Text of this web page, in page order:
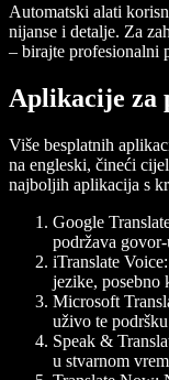
Automatski alati
nijanse i detalje. Za
– birajte profesionalni
Aplikacije za
Više besplatnih
na engleski, čineći
najboljih aplikacija s
Google
podržava
iTranslate Voice
jezike, posebno
Microsoft
uživo te
Speak &
u stvarnom